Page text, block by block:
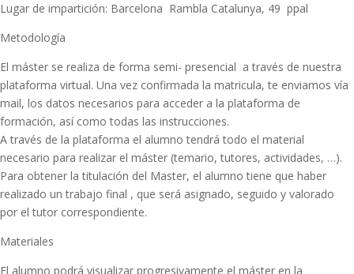
Lugar de impartición: Barcelona Rambla Catalunya, 49 ppal
Metodología
El máster se realiza de forma semi- presencial a través de nuestra
plataforma virtual. Una vez confirmada la matricula, te enviamos vía
mail, los datos necesarios para acceder a la plataforma de
formación, así como todas las instrucciones.
A través de la plataforma el alumno tendrá todo el material
necesario para realizar el máster (temario, tutores, actividades, …).
Para obtener la titulación del Master, el alumno tiene que haber
realizado un trabajo final , que será asignado, seguido y valorado
por el tutor correspondiente.
Materiales
El alumno podrá visualizar progresivamente el máster en la